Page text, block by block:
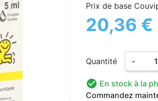
Prix de base
20,36 €
Quantité -
 En stock à la
Commandez